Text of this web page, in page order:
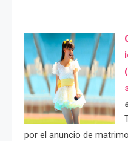
por el anuncio de